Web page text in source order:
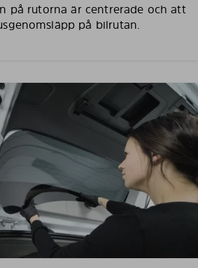
på rutorna är centrerade och att
på bilrutan.